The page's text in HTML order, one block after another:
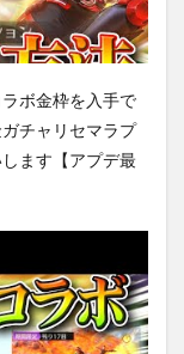
ボ金枠を入手で
チャリセマラプ
ます【アプデ最